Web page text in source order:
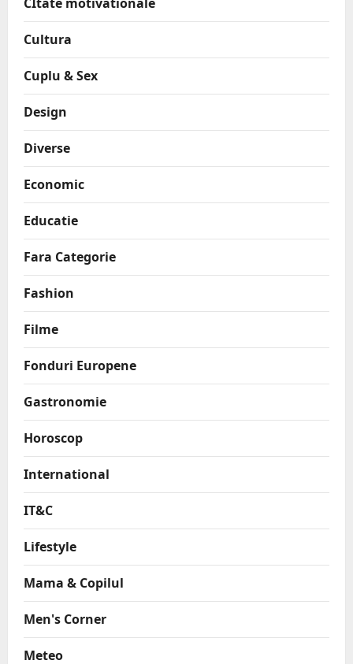
Cultura
Cuplu & Sex
Design
Diverse
Economic
Educatie
Fara Categorie
Fashion
Filme
Fonduri Europene
Gastronomie
Horoscop
International
IT&C
Lifestyle
Mama & Copilul
Men's Corner
Meteo